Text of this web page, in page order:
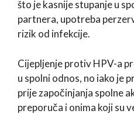
što je kasnije stupanje u
partnera, upotreba
rizik od infekcije.
Cijepljenje protiv HPV-a
u spolni odnos, no iako je
prije započinjanja spolne
preporuča i onima koji su